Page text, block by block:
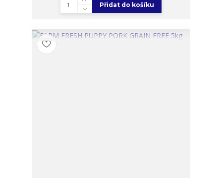
Přidat do košíku